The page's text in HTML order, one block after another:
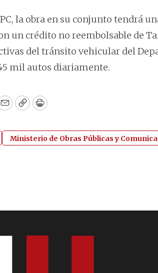
la obra en su conjunto tendrá
un crédito no reembolsable de
del tránsito vehicular del
mil autos diariamente.
EmailCopyPrint
Ministerio de Obras Públicas y